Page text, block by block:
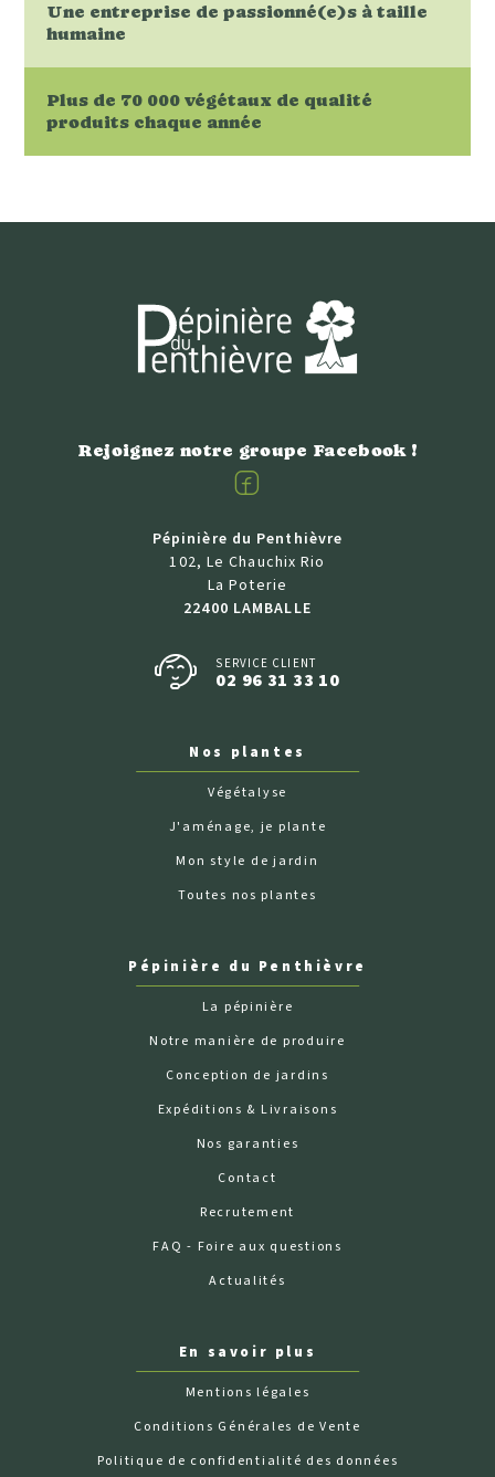
Une entreprise de passionné(e)s à taille
humaine
Plus de 70 000 végétaux de qualité
produits chaque année
Rejoignez notre groupe Facebook !
Facebook
Pépinière du Penthièvre
102, Le Chauchix Rio
La Poterie
22400 LAMBALLE
SERVICE CLIENT
02 96 31 33 10
Nos plantes
Végétalyse
J'aménage, je plante
Mon style de jardin
Toutes nos plantes
Pépinière du Penthièvre
La pépinière
Notre manière de produire
Conception de jardins
Expéditions & Livraisons
Nos garanties
Contact
Recrutement
FAQ - Foire aux questions
Actualités
En savoir plus
Mentions légales
Conditions Générales de Vente
Politique de confidentialité des données